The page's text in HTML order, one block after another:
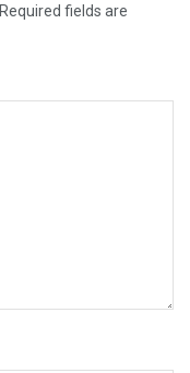
Required fields are